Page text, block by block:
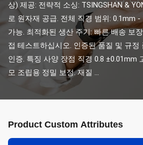
상) 제공: 전략적 소싱: TSINGSHAN &
로 원자재 공급. 전체 직경 범위: 0.1mm
가능. 최적화된 생산 주기: 빠른 배송 보
접 테스트하십시오. 인증된 품질 및 규정
인증. 특징 사양 장점 직경 0.8 ±0.01mm
모 조립용 정밀 보정. 재질 ...
Product Custom Attributes